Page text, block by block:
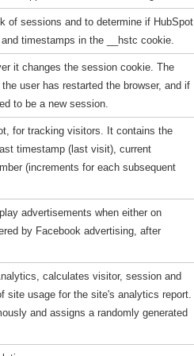
of sessions and to determine if HubSpot
timestamps in the __hstc cookie.
it changes the session cookie. The
user has restarted the browser, and if
to be a new session.
for tracking visitors. It contains the
timestamp (last visit), current
(increments for each subsequent
advertisements when either on
by Facebook advertising, after
calculates visitor, session and
site usage for the site's analytics report.
and assigns a randomly generated